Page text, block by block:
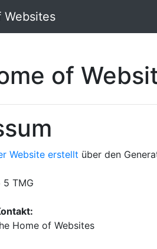
Websites
of
Website erstellt über den
5 TMG
Home of Websites